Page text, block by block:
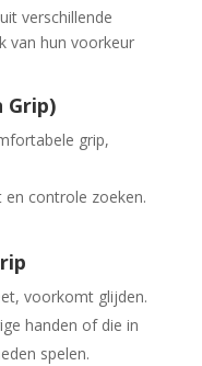
verschillende
van hun voorkeur
Grip)
grip,
controle zoeken.
voorkomt glijden.
handen of die in
spelen.